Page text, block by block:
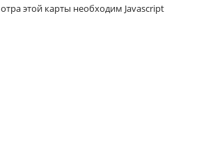
этой карты необходим Javascript